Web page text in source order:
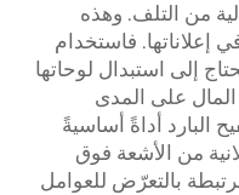
من التلف. وهذه
إعلاناتها. فاستخدام
إلى استبدال لوحاتها
المال على المدى
البارد أداةً أساسيةً
من الأشعة فوق
بالتعرّض للعوامل